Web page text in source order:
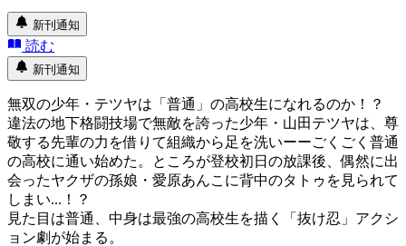
新刊通知
読む
新刊通知
無双の少年・テツヤは「普通」の高校生になれるのか！？
違法の地下格闘技場で無敵を誇った少年・山田テツヤは、尊
敬する先輩の力を借りて組織から足を洗いーーごくごく普通
の高校に通い始めた。ところが登校初日の放課後、偶然に出
会ったヤクザの孫娘・愛原あんこに背中のタトゥを見られて
しまい...！？
見た目は普通、中身は最強の高校生を描く「抜け忍」アクシ
ョン劇が始まる。